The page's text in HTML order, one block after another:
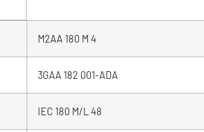
M2AA 180 M 4
3GAA 182 001-ADA
IEC 180 M/L 48